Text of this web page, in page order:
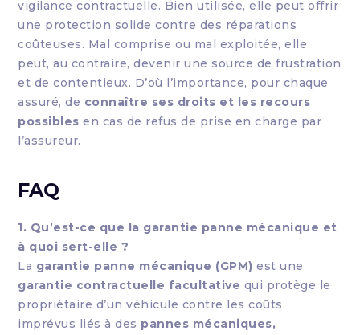
vigilance contractuelle. Bien utilisée, elle peut offrir
une protection solide contre des réparations
coûteuses. Mal comprise ou mal exploitée, elle
peut, au contraire, devenir une source de frustration
et de contentieux. D’où l’importance, pour chaque
assuré, de connaître ses droits et les recours
possibles en cas de refus de prise en charge par
l’assureur.
FAQ
1. Qu’est-ce que la garantie panne mécanique et
à quoi sert-elle ?
La garantie panne mécanique (GPM) est une
garantie contractuelle facultative qui protège le
propriétaire d’un véhicule contre les coûts
imprévus liés à des pannes mécaniques,